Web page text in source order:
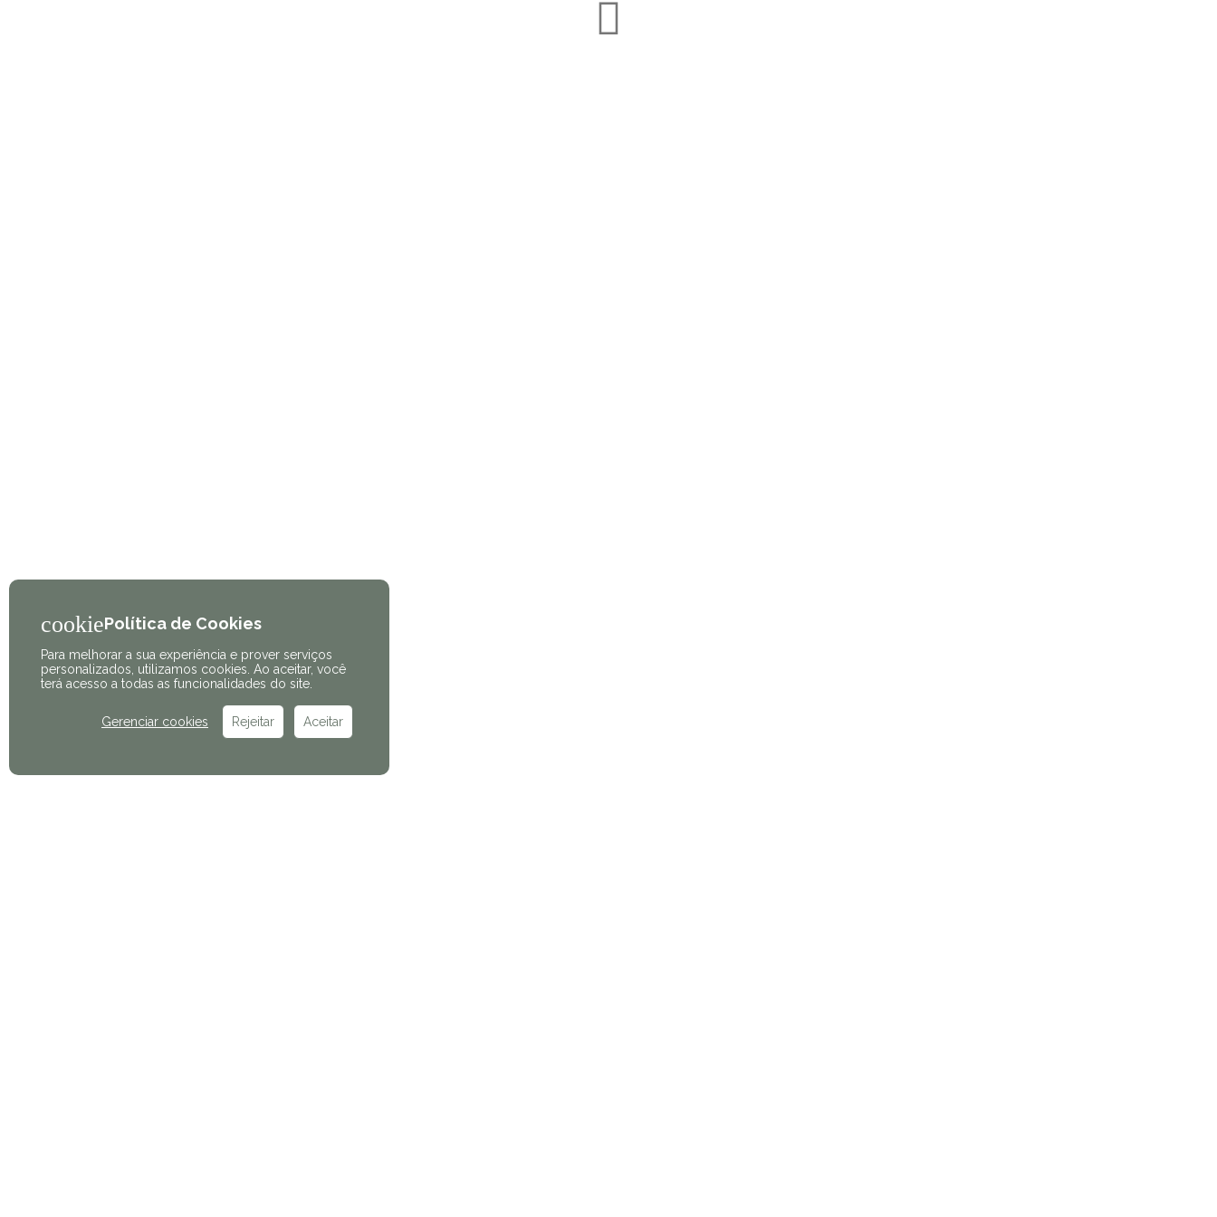
Política de Cookies
Para melhorar a sua experiência e prover serviços
personalizados, utilizamos cookies. Ao aceitar, você
terá acesso a todas as funcionalidades do site.
Gerenciar cookies Rejeitar Aceitar